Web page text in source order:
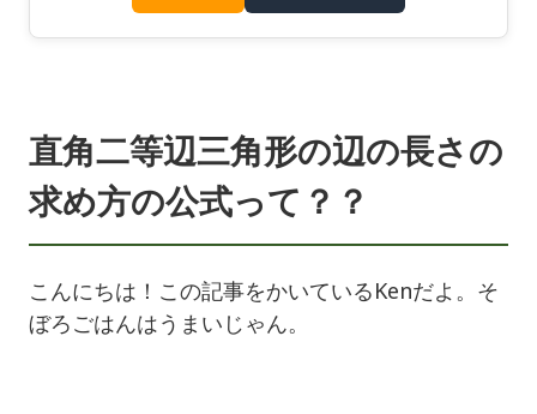
直角二等辺三角形の辺の長さの
求め方の公式って？？
こんにちは！この記事をかいているKenだよ。そ
ぼろごはんはうまいじゃん。